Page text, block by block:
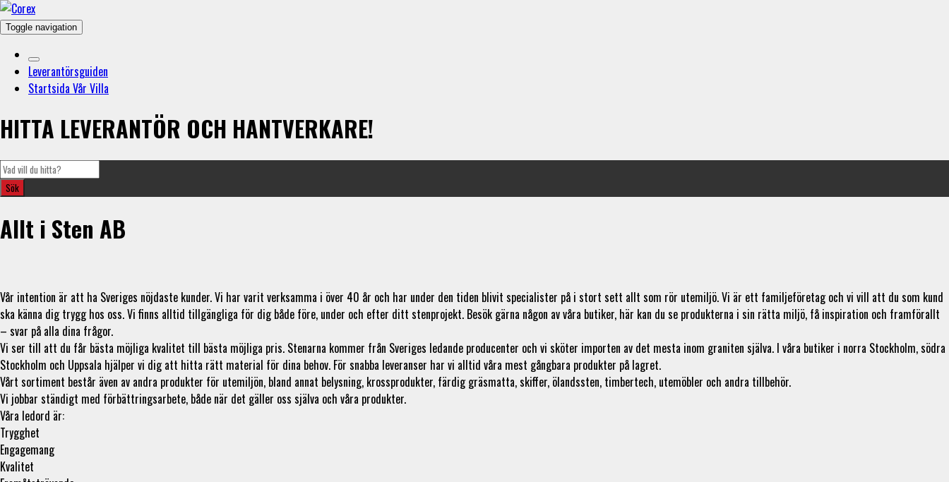
Toggle navigation
Leverantörsguiden
Startsida Vår Villa
HITTA LEVERANTÖR OCH HANTVERKARE!
Allt i Sten AB
Vår intention är att ha Sveriges nöjdaste kunder. Vi har varit verksamma i över 40 år och har under den tiden blivit specialister på i stort sett allt som rör utemiljö. Vi är ett familjeföretag och vi vill att du som kund
ska känna dig trygg hos oss. Vi finns alltid tillgängliga för dig både före, under och efter ditt stenprojekt. Besök gärna någon av våra butiker, här kan du se produkterna i sin rätta miljö, få inspiration och framförallt
– svar på alla dina frågor.
Vi ser till att du får bästa möjliga kvalitet till bästa möjliga pris. Stenarna kommer från Sveriges ledande producenter och vi sköter importen av det mesta inom graniten själva. I våra butiker i norra Stockholm, södra
Stockholm och Uppsala hjälper vi dig att hitta rätt material för dina behov. För snabba leveranser har vi alltid våra mest gångbara produkter på lagret.
Vårt sortiment består även av andra produkter för utemiljön, bland annat belysning, krossprodukter, färdig gräsmatta, skiffer, ölandssten, timbertech, utemöbler och andra tillbehör.
Vi jobbar ständigt med förbättringsarbete, både när det gäller oss själva och våra produkter.
Våra ledord är:
Trygghet
Engagemang
Kvalitet